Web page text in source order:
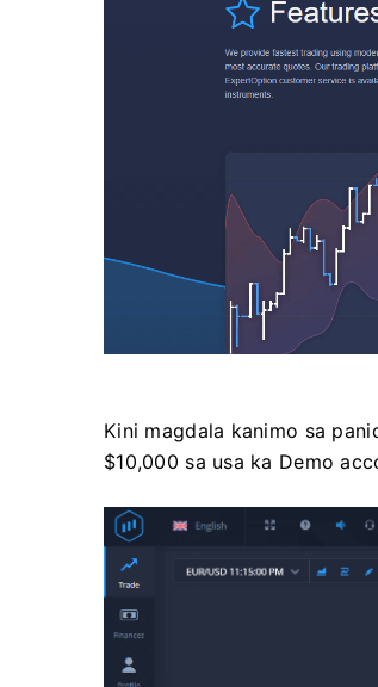
Kini magdala kanimo sa
$10,000 sa usa ka Demo